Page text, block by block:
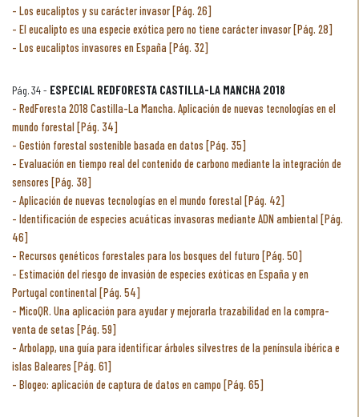
Los eucaliptos y su carácter invasor [Pág. 26]
El eucalipto es una especie exótica pero no tiene carácter invasor [Pág. 28]
Los eucaliptos invasores en España [Pág. 32]
Pág. 34 - ESPECIAL REDFORESTA CASTILLA-LA MANCHA 2018
RedForesta 2018 Castilla-La Mancha. Aplicación de nuevas tecnologías en el
mundo forestal [Pág. 34]
Gestión forestal sostenible basada en datos [Pág. 35]
Evaluación en tiempo real del contenido de carbono mediante la integración de
sensores [Pág. 38]
Aplicación de nuevas tecnologías en el mundo forestal [Pág. 42]
Identificación de especies acuáticas invasoras mediante ADN ambiental [Pág.
46]
Recursos genéticos forestales para los bosques del futuro [Pág. 50]
Estimación del riesgo de invasión de especies exóticas en España y en
Portugal continental [Pág. 54]
MicoQR. Una aplicación para ayudar y mejorarla trazabilidad en la compra-
venta de setas [Pág. 59]
Arbolapp, una guía para identificar árboles silvestres de la península ibérica e
islas Baleares [Pág. 61]
Blogeo: aplicación de captura de datos en campo [Pág. 65]